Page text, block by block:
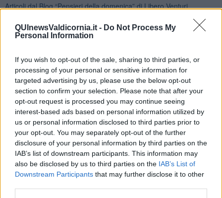
QUInewsValdicornia.it - Do Not Process My
Personal Information
If you wish to opt-out of the sale, sharing to third parties, or
processing of your personal or sensitive information for
targeted advertising by us, please use the below opt-out
section to confirm your selection. Please note that after your
opt-out request is processed you may continue seeing
interest-based ads based on personal information utilized by
us or personal information disclosed to third parties prior to
your opt-out. You may separately opt-out of the further
disclosure of your personal information by third parties on the
IAB’s list of downstream participants. This information may
also be disclosed by us to third parties on the IAB’s List of
Downstream Participants that may further disclose it to other
Articoli dal Blog “Pensieri della domenica” di Libero Venturi
Ultimo
​L’urlo e gli inglesi
Può darsi
Europei
Acciaio
Il Presidente
​Il Giro
Insopportabile
​Mentre
​Ci vuole Fedez
​Cronaca di un vaccino annunciato
​Liberazione
Esternazioni
Vaxzevria
Nazionali